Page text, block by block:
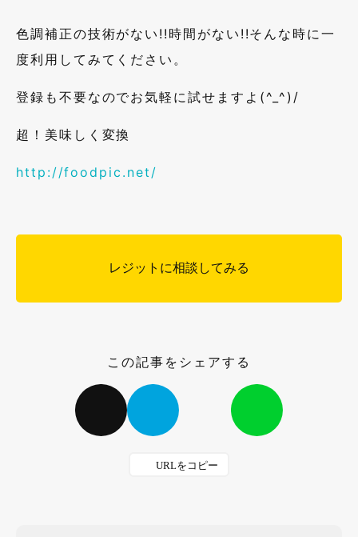
色調補正の技術がない!!時間がない!!そんな時に一
度利用してみてください。
登録も不要なのでお気軽に試せますよ(^_^)/
超！美味しく変換
http://foodpic.net/
レジットに相談してみる
この記事をシェアする